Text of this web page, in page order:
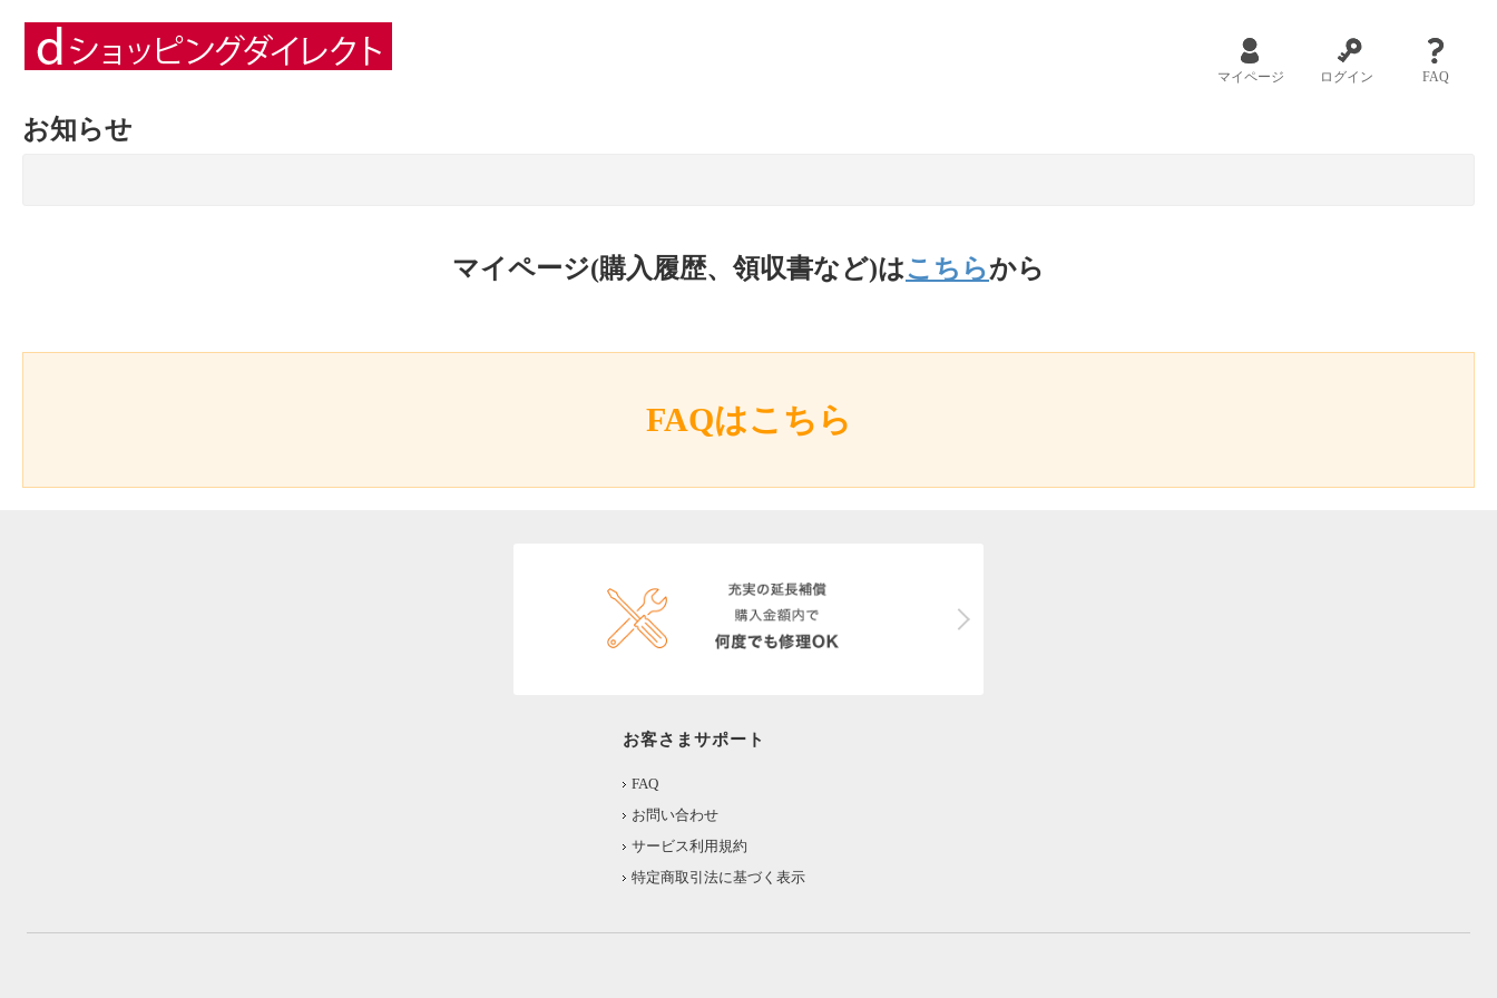
マイページ ログイン FAQ
お知らせ
マイページ(購入履歴、領収書など)はこちらから
FAQはこちら
お客さまサポート
FAQ
お問い合わせ
サービス利用規約
特定商取引法に基づく表示